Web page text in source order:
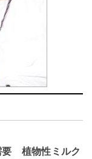
要 植物性ミルク